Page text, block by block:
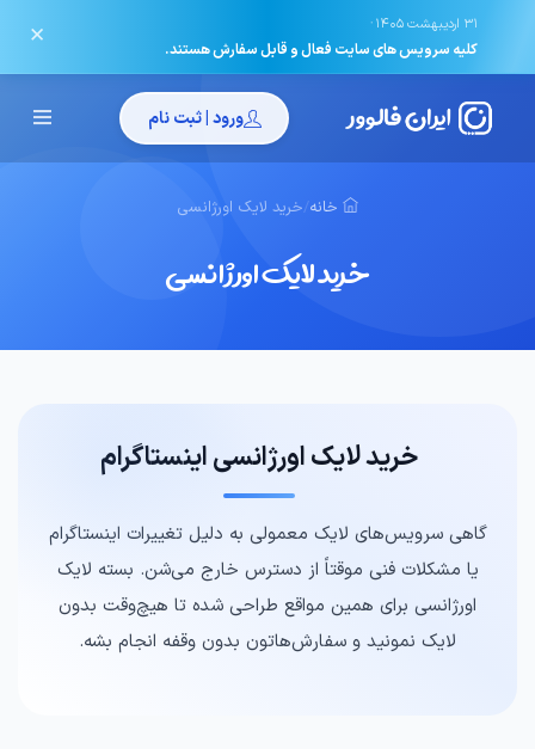
31 اردیبهشت 1405 ·
کلیه سرویس های سایت فعال و قابل سفارش هستند. ✕
ورود | ثبت نام
خانه/خرید لایک اورژانسی
خرید لایک اورژانسی
خرید لایک اورژانسی اینستاگرام
گاهی سرویس‌های لایک معمولی به دلیل تغییرات اینستاگرام
یا مشکلات فنی موقتاً از دسترس خارج می‌شن. بسته لایک
اورژانسی برای همین مواقع طراحی شده تا هیچ‌وقت بدون
لایک نمونید و سفارش‌هاتون بدون وقفه انجام بشه.